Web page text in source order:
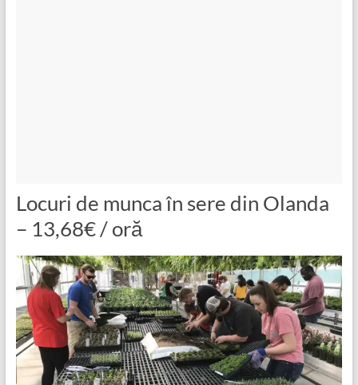
Locuri de munca în sere din Olanda
– 13,68€ / oră